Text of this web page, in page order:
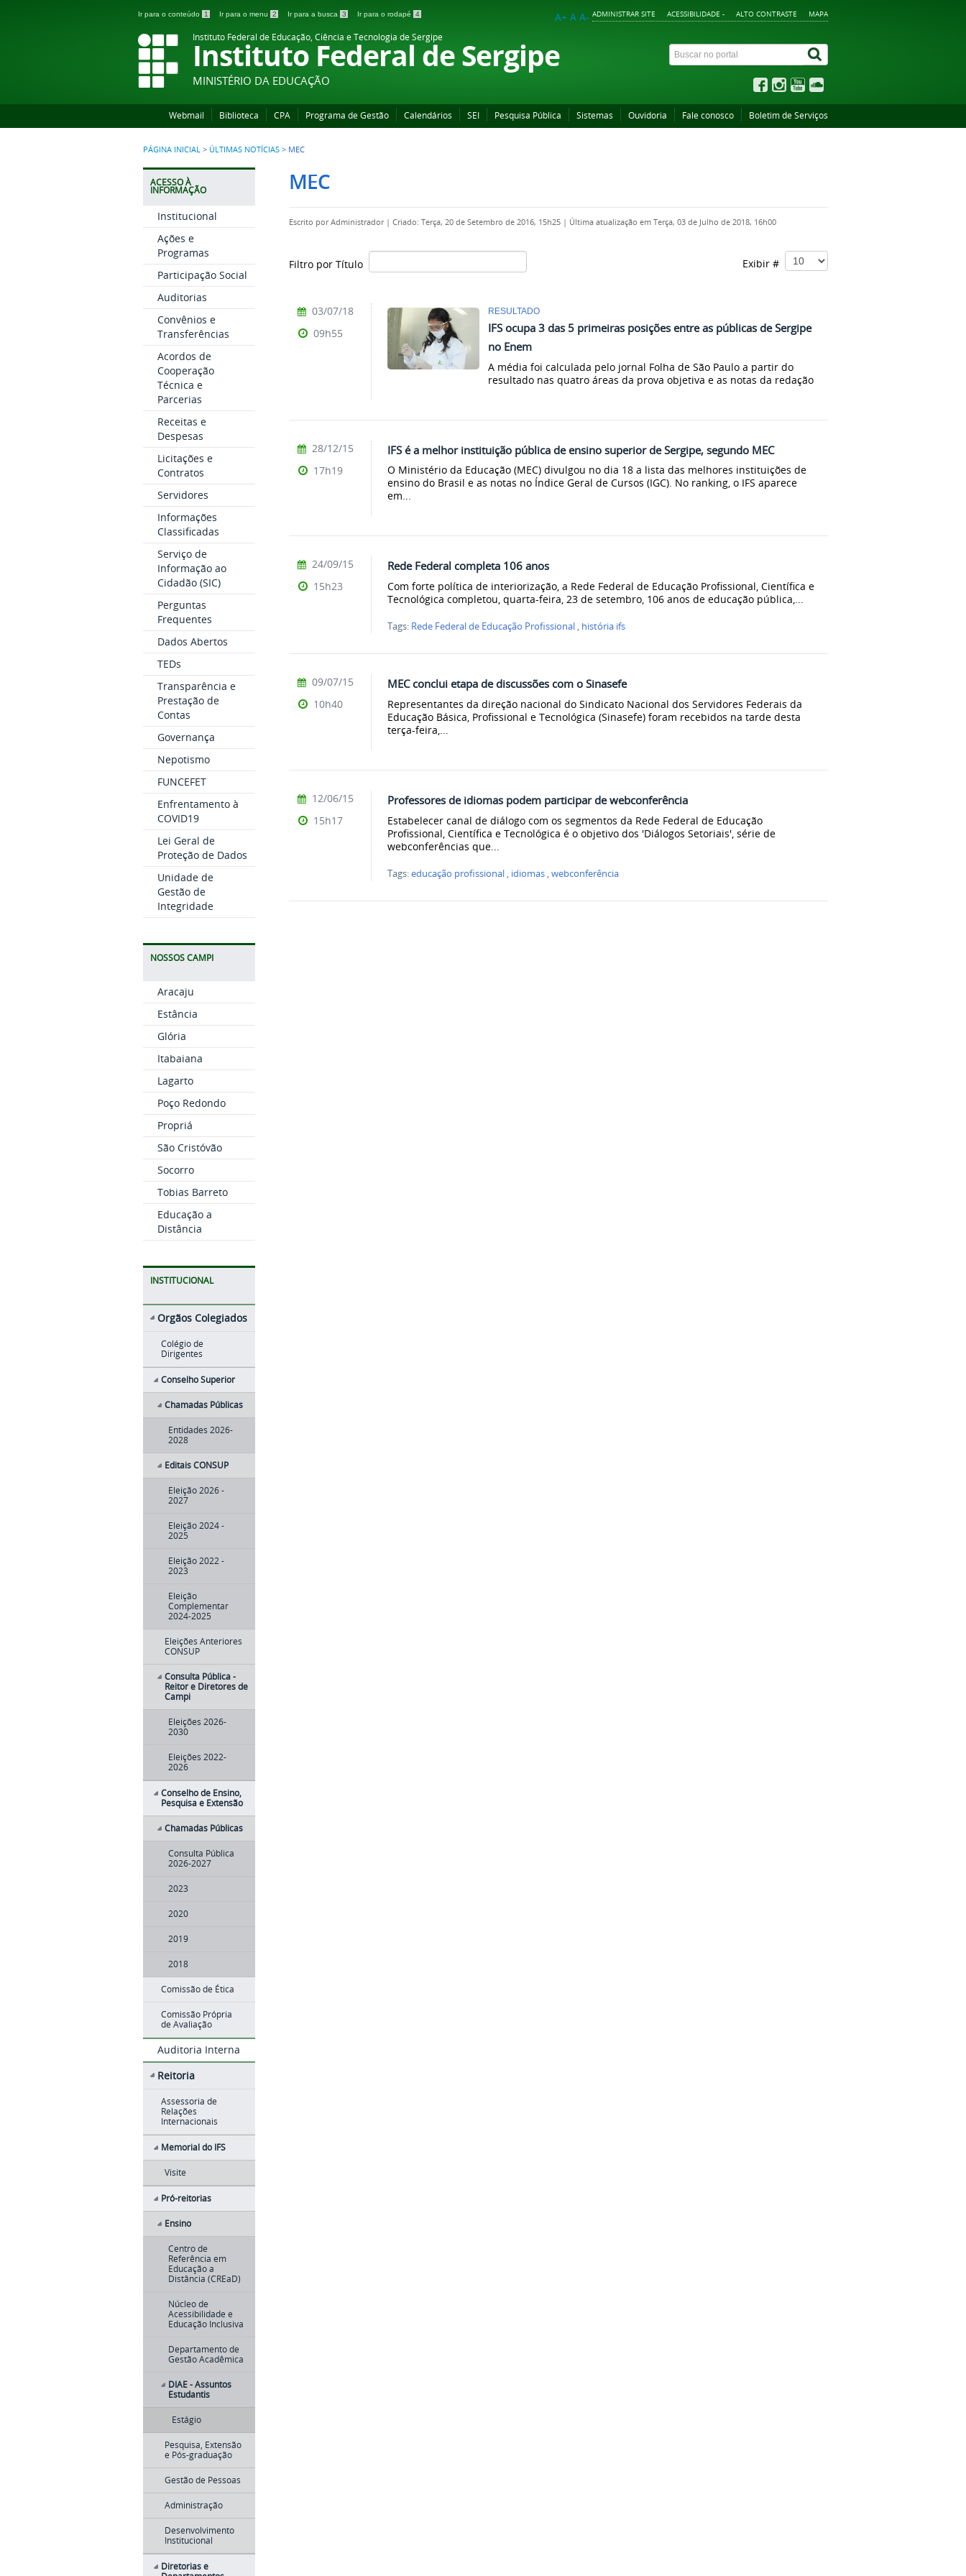
Ir para o conteúdo 1 Ir para o menu 2 Ir para a busca 3 Ir para o rodapé 4 ADMINISTRAR SITE ACESSIBILIDADE - ALTO CONTRASTE MAPA
A+ A A-
Instituto Federal de Educação, Ciência e Tecnologia de Sergipe
Instituto Federal de Sergipe
MINISTÉRIO DA EDUCAÇÃO
Webmail Biblioteca CPA Programa de Gestão Calendários SEI Pesquisa Pública Sistemas Ouvidoria Fale conosco Boletim de Serviços
PÁGINA INICIAL > ÚLTIMAS NOTÍCIAS > MEC
ACESSO À
INFORMAÇÃO
Institucional
Ações e
Programas
Participação Social
Auditorias
Convênios e
Transferências
Acordos de
Cooperação
Técnica e
Parcerias
Receitas e
Despesas
Licitações e
Contratos
Servidores
Informações
Classificadas
Serviço de
Informação ao
Cidadão (SIC)
Perguntas
Frequentes
Dados Abertos
TEDs
Transparência e
Prestação de
Contas
Governança
Nepotismo
FUNCEFET
Enfrentamento à
COVID19
Lei Geral de
Proteção de Dados
Unidade de
Gestão de
Integridade
NOSSOS CAMPI
Aracaju
Estância
Glória
Itabaiana
Lagarto
Poço Redondo
Propriá
São Cristóvão
Socorro
Tobias Barreto
Educação a
Distância
INSTITUCIONAL
Orgãos Colegiados
Colégio de
Dirigentes
Conselho Superior
Chamadas Públicas
Entidades 2026-
2028
Editais CONSUP
Eleição 2026 -
2027
Eleição 2024 -
2025
Eleição 2022 -
2023
Eleição
Complementar
2024-2025
Eleições Anteriores
CONSUP
Consulta Pública -
Reitor e Diretores de
Campi
Eleições 2026-
2030
Eleições 2022-
2026
Conselho de Ensino,
Pesquisa e Extensão
Chamadas Públicas
Consulta Pública
2026-2027
2023
2020
2019
2018
Comissão de Ética
Comissão Própria
de Avaliação
Auditoria Interna
Reitoria
Assessoria de
Relações
Internacionais
Memorial do IFS
Visite
Pró-reitorias
Ensino
Centro de
Referência em
Educação a
Distância (CREaD)
Núcleo de
Acessibilidade e
Educação Inclusiva
Departamento de
Gestão Acadêmica
DIAE - Assuntos
Estudantis
Estágio
Pesquisa, Extensão
e Pós-graduação
Gestão de Pessoas
Administração
Desenvolvimento
Institucional
Diretorias e
MEC
Escrito porAdministrador | Criado: Terça, 20 de Setembro de 2016, 15h25 | Última atualização em Terça, 03 de Julho de 2018, 16h00
Filtro por Título Exibir #
RESULTADO
IFS ocupa 3 das 5 primeiras posições entre as públicas de Sergipe
no Enem
A média foi calculada pelo jornal Folha de São Paulo a partir do
resultado nas quatro áreas da prova objetiva e as notas da redação
03/07/18
09h55
IFS é a melhor instituição pública de ensino superior de Sergipe, segundo MEC
O Ministério da Educação (MEC) divulgou no dia 18 a lista das melhores instituições de
ensino do Brasil e as notas no Índice Geral de Cursos (IGC). No ranking, o IFS aparece
em...
28/12/15
17h19
Rede Federal completa 106 anos
Com forte política de interiorização, a Rede Federal de Educação Profissional, Científica e
Tecnológica completou, quarta-feira, 23 de setembro, 106 anos de educação pública,...
Tags: Rede Federal de Educação Profissional , história ifs
24/09/15
15h23
MEC conclui etapa de discussões com o Sinasefe
Representantes da direção nacional do Sindicato Nacional dos Servidores Federais da
Educação Básica, Profissional e Tecnológica (Sinasefe) foram recebidos na tarde desta
terça-feira,...
09/07/15
10h40
Professores de idiomas podem participar de webconferência
Estabelecer canal de diálogo com os segmentos da Rede Federal de Educação
Profissional, Científica e Tecnológica é o objetivo dos 'Diálogos Setoriais', série de
webconferências que...
Tags:educação profissional , idiomas ,webconferência
12/06/15
15h17